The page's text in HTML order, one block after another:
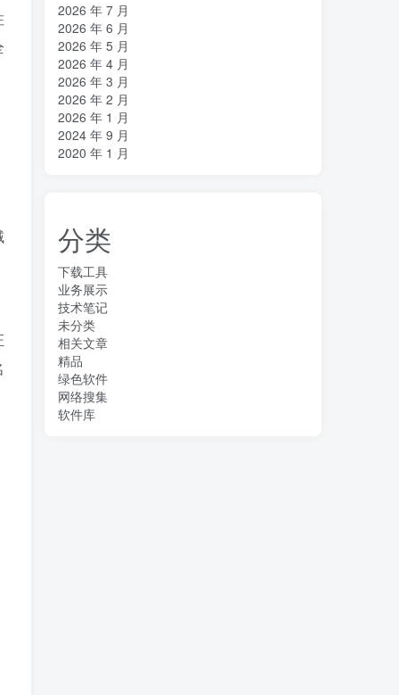
2026 年 7 月
2026 年 6 月
2026 年 5 月
2026 年 4 月
2026 年 3 月
2026 年 2 月
2026 年 1 月
2024 年 9 月
2020 年 1 月
分类
下载工具
业务展示
技术笔记
未分类
相关文章
精品
绿色软件
网络搜集
软件库